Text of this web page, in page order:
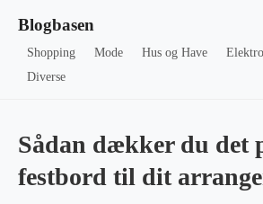
Blogbasen
Shopping Mode Hus og Have
Diverse
Sådan dækker du det
festbord til dit